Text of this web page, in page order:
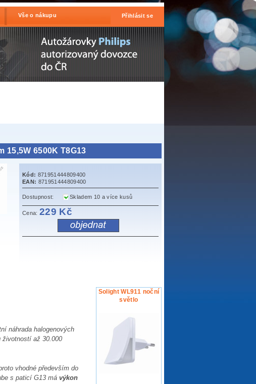
Přihlásit se
Vše o nákupu
15,5W 6500K T8G13
Kód: 871951444809400
EAN: 871951444809400
Dostupnost: Skladem 10 a více kusů
Cena:229 Kč
Solight WL911 noční
světlo
náhrada halogenových
životností až 30.000
vhodné především do
s paticí G13 má výkon